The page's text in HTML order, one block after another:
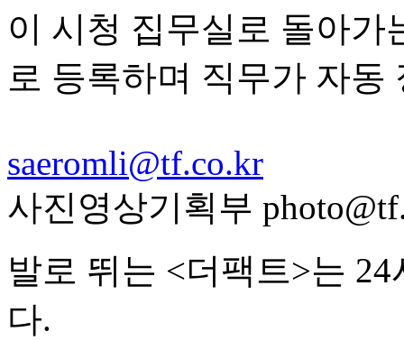
이 시청 집무실로 돌아가
로 등록하며 직무가 자동
saeromli@tf.co.kr
사진영상기획부
발로 뛰는 <더팩트>는
다.